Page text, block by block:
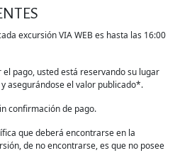
excursión VIA WEB es hasta las 16:00
pago, usted está reservando su lugar
asegurándose el valor publicado*.
confirmación de pago.
que deberá encontrarse en la
de no encontrarse, es que no posee